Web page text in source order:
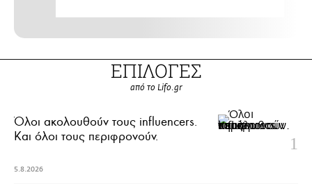
ΕΠΙΛΟΓΕΣ
από το Lifo.gr
Όλοι ακολουθούν τους influencers.
Και όλοι τους περιφρονούν.
5.8.2026